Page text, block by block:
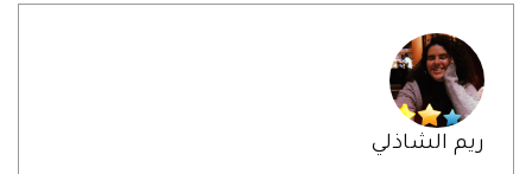
ريم الشاذلي